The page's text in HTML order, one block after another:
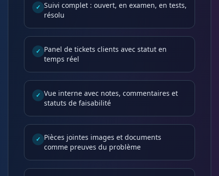
✓ Suivi complet : ouvert, en examen, en tests,
résolu
✓ Panel de tickets clients avec statut en
temps réel
✓ Vue interne avec notes, commentaires et
statuts de faisabilité
✓ Pièces jointes images et documents
comme preuves du problème